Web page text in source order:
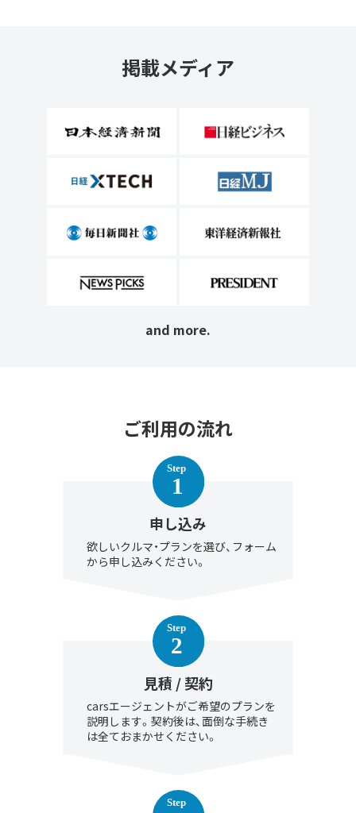
掲載メディア
and more.
ご利用の流れ
申し込み
欲しいクルマ・プランを選び、フォーム
から申し込みください。
見積 / 契約
carsエージェントがご希望のプランを
説明します。契約後は、面倒な手続き
は全ておまかせください。